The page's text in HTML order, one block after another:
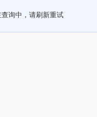
查询中，请刷新重试